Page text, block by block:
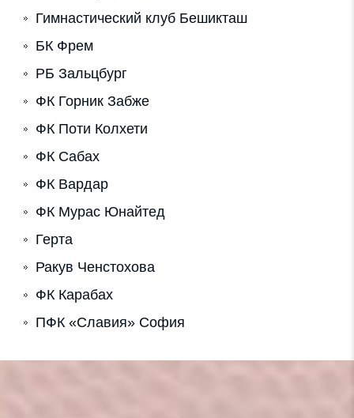
Гимнастический клуб Бешикташ
БК Фрем
РБ Зальцбург
ФК Горник Забже
ФК Поти Колхети
ФК Сабах
ФК Вардар
ФК Мурас Юнайтед
Герта
Ракув Ченстохова
ФК Карабах
ПФК «Славия» София